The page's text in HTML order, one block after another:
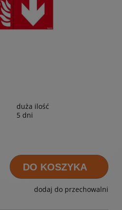
duża ilość
5 dni
DO KOSZYKA
dodaj do przechowalni